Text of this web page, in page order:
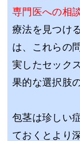
専門医への相
療法を見つけ
は、これらの
実したセック
果的な選択肢
包茎は珍しい
ておくとより